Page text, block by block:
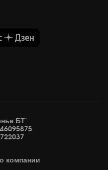
БТ"
о компании